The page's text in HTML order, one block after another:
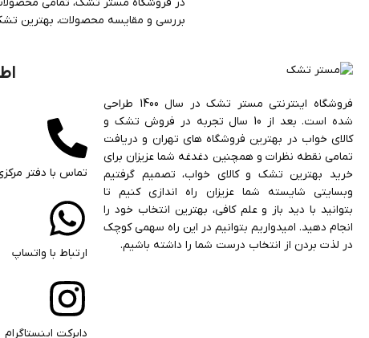
بررسی و مقایسه محصولات، بهترین
فروشگاه اینترنتی مستر تشک در سال 1400 طراحی
شده است. بعد از 10 سال تجربه در فروش تشک و
کالای خواب در بهترین فروشگاه های تهران و دریافت
تمامی نقطه نظرات و همچنین دغدغه شما عزیزان برای
خرید بهترین تشک و کالای خواب، تصمیم گرفتیم
وبسایتی شایسته شما عزیزان راه اندازی کنیم تا
بتوانید با دید باز و علم کافی، بهترین انتخاب خود را
انجام دهید. امیدواریم بتوانیم در این راه سهمی کوچک
در لذت بردن از انتخاب درست شما را داشته باشیم.
تماس با دفتر
ارتباط با واتساپ
دایرکت اینستاگرام